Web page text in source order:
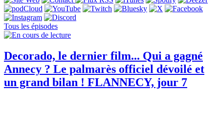
Tous les épisodes
Decorado, le dernier film... Qui a gagné
Annecy ? Le palmarès officiel dévoilé et
un grand bilan ! FLANNECY, jour 7